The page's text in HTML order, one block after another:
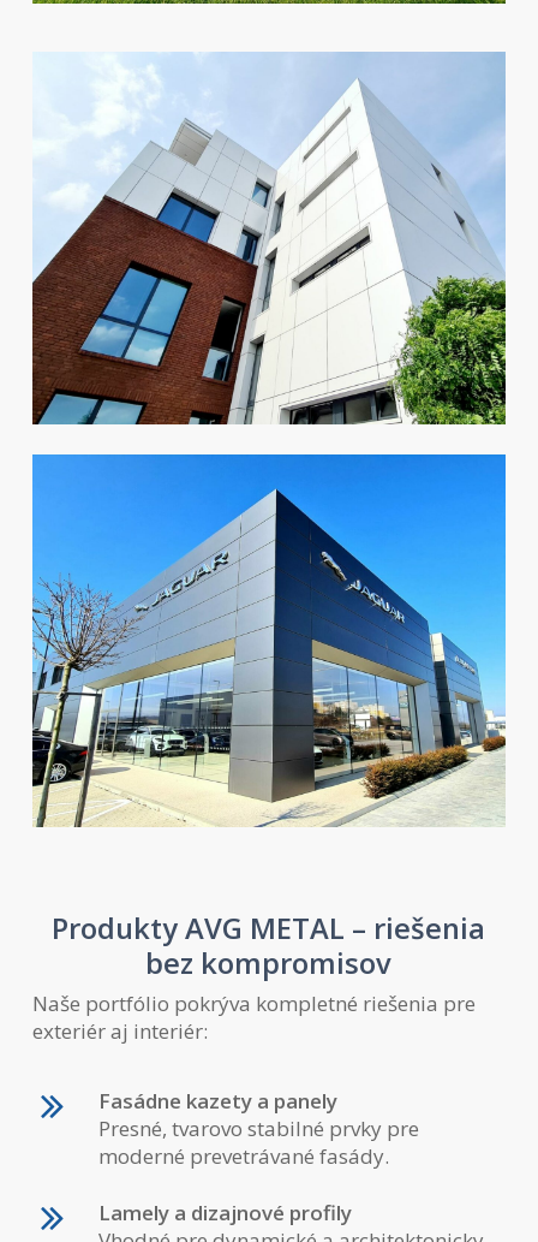
Produkty AVG METAL – riešenia
bez kompromisov
Naše portfólio pokrýva kompletné riešenia pre
exteriér aj interiér:
Fasádne kazety a panely
Presné, tvarovo stabilné prvky pre
moderné prevetrávané fasády.
Lamely a dizajnové profily